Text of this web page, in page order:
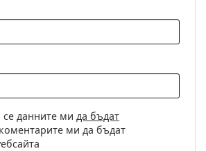
се данните ми да бъдат
ми да бъдат